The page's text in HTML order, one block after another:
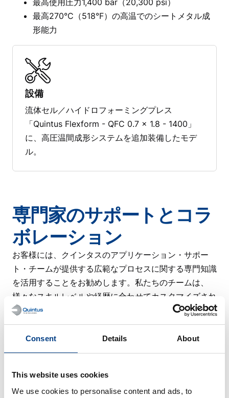
Consent Details About
This website uses cookies
We use cookies to personalise content and ads, to
最高270°C（518°F）の高温でのシートメタル成
形能力
設備
流体セル／ハイドロフォーミングプレス
「Quintus Flexform - QFC 0.7 x 1.8 - 1400」
に、高圧温間成形システムを追加装備したモデ
ル。
専門家のサポートとコラ
ボレーション
お客様には、クインタスのアプリケーション・サポー
ト・チームが提供する広範なプロセスに関する専門知識
を活用することをお勧めします。私たちのチームは、
様々なスキルレベルや経歴に合わせてカスタマイズされ
たデモンストレーションサービスや、様々なプロセスト
レーニングセッションを提供しています。
ロセス全体をカバーしています。通常、オペレーターや
金型設計エンジニアを対象としていますが、個別の金型